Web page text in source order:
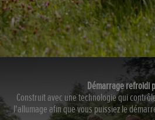
Démarrage refroidi
Construit avec une technologie qui
l'allumage afin que vous puissiez le